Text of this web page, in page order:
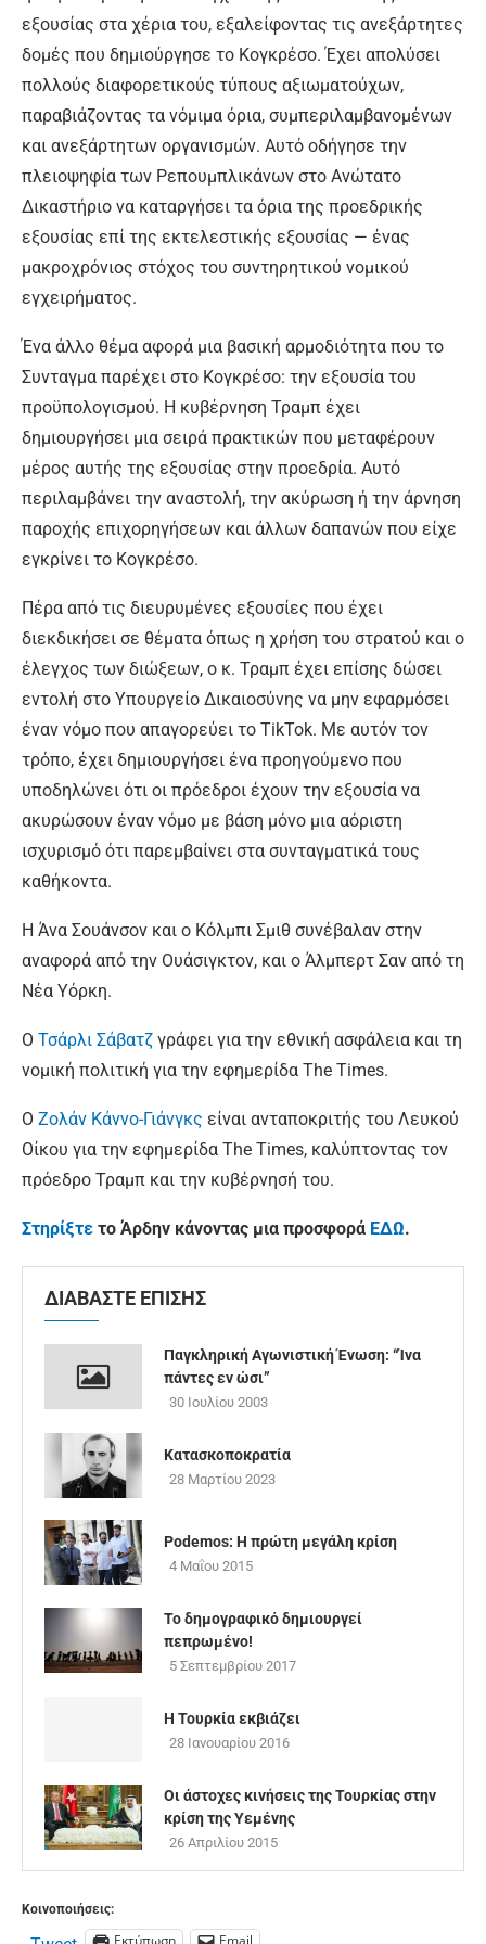
εξουσίας στα χέρια του, εξαλείφοντας τις ανεξάρτητες
δομές που δημιούργησε το Κογκρέσο. Έχει απολύσει
πολλούς διαφορετικούς τύπους αξιωματούχων,
παραβιάζοντας τα νόμιμα όρια, συμπεριλαμβανομένων
και ανεξάρτητων οργανισμών. Αυτό οδήγησε την
πλειοψηφία των Ρεπουμπλικάνων στο Ανώτατο
Δικαστήριο να καταργήσει τα όρια της προεδρικής
εξουσίας επί της εκτελεστικής εξουσίας — ένας
μακροχρόνιος στόχος του συντηρητικού νομικού
εγχειρήματος.
Ένα άλλο θέμα αφορά μια βασική αρμοδιότητα που το
Συνταγμα παρέχει στο Κογκρέσο: την εξουσία του
προϋπολογισμού. Η κυβέρνηση Τραμπ έχει
δημιουργήσει μια σειρά πρακτικών που μεταφέρουν
μέρος αυτής της εξουσίας στην προεδρία. Αυτό
περιλαμβάνει την αναστολή, την ακύρωση ή την άρνηση
παροχής επιχορηγήσεων και άλλων δαπανών που είχε
εγκρίνει το Κογκρέσο.
Πέρα από τις διευρυμένες εξουσίες που έχει
διεκδικήσει σε θέματα όπως η χρήση του στρατού και ο
έλεγχος των διώξεων, ο κ. Τραμπ έχει επίσης δώσει
εντολή στο Υπουργείο Δικαιοσύνης να μην εφαρμόσει
έναν νόμο που απαγορεύει το TikTok. Με αυτόν τον
τρόπο, έχει δημιουργήσει ένα προηγούμενο που
υποδηλώνει ότι οι πρόεδροι έχουν την εξουσία να
ακυρώσουν έναν νόμο με βάση μόνο μια αόριστη
ισχυρισμό ότι παρεμβαίνει στα συνταγματικά τους
καθήκοντα.
Η Άνα Σουάνσον και ο Κόλμπι Σμιθ συνέβαλαν στην
αναφορά από την Ουάσιγκτον, και ο Άλμπερτ Σαν από τη
Νέα Υόρκη.
Ο Τσάρλι Σάβατζ γράφει για την εθνική ασφάλεια και τη
νομική πολιτική για την εφημερίδα The Times.
Ο Ζολάν Κάννο-Γιάνγκς είναι ανταποκριτής του Λευκού
Οίκου για την εφημερίδα The Times, καλύπτοντας τον
πρόεδρο Τραμπ και την κυβέρνησή του.
Στηρίξτε το Άρδην κάνοντας μια προσφορά ΕΔΩ.
ΔΙΑΒΑΣΤΕ ΕΠΙΣΗΣ
Παγκληρική Αγωνιστική Ένωση: “Ίνα
πάντες εν ώσι”
30 Ιουλίου 2003
Κατασκοποκρατία
28 Μαρτίου 2023
Podemos: Η πρώτη μεγάλη κρίση
4 Μαΐου 2015
Το δημογραφικό δημιουργεί
πεπρωμένο!
5 Σεπτεμβρίου 2017
Η Τουρκία εκβιάζει
28 Ιανουαρίου 2016
Οι άστοχες κινήσεις της Τουρκίας στην
κρίση της Υεμένης
26 Απριλίου 2015
Κοινοποιήσεις: